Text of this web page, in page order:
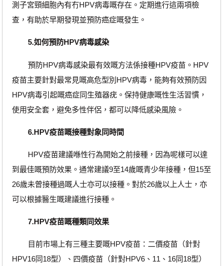
測子宮頸細胞內有冇HPV病毒嘅存在。定期進行這兩項檢
查，有助於早期發現並預防癌症嘅發生。
5.如何預防HPV病毒感染
預防HPV病毒感染最有效嘅方法係接種HPV疫苗。HPV
疫苗主要針對最常見嘅高危型別HPV病毒，能夠有效預防因
HPV病毒引起嘅癌症同生殖器疣。保持健康嘅性生活習慣，
使用安全套，避免多性伴侶，都可以降低感染風險。
6.HPV疫苗嘅接種對象同時間
HPV疫苗建議喺性行為開始之前接種，因為呢樣可以達
到最佳嘅預防效果。通常建議9至14歲嘅青少年接種，但15至
26歲未曾接種過嘅人士亦可以接種。對於26歲以上人士，亦
可以根據醫生嘅建議進行接種。
7.HPV疫苗嘅種類同效果
目前市場上有三種主要嘅HPV疫苗：二價疫苗（針對
HPV16同18型）、四價疫苗（針對HPV6、11、16同18型）